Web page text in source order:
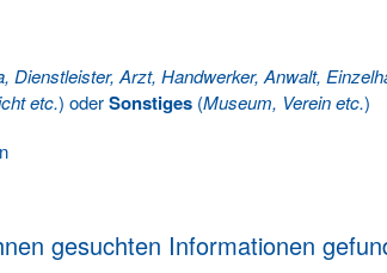
Dienstleister, Arzt, Handwerker, Anwalt,
etc.) oderSonstiges (Museum, Verein etc.)
gesuchten Informationen